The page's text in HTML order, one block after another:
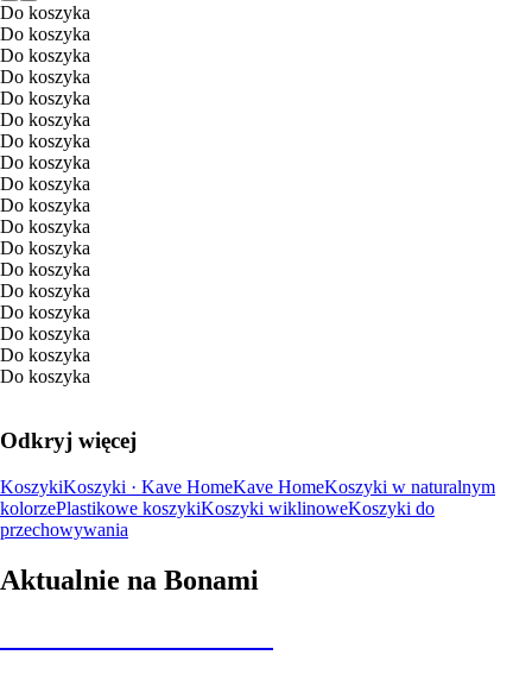
Do koszyka
Do koszyka
Do koszyka
Do koszyka
Do koszyka
Do koszyka
Do koszyka
Do koszyka
Do koszyka
Do koszyka
Do koszyka
Do koszyka
Do koszyka
Do koszyka
Do koszyka
Do koszyka
Do koszyka
Do koszyka
Odkryj więcej
KoszykiKoszyki · Kave HomeKave HomeKoszyki w naturalnym
kolorzePlastikowe koszykiKoszyki wiklinoweKoszyki do
przechowywania
Aktualnie na Bonami